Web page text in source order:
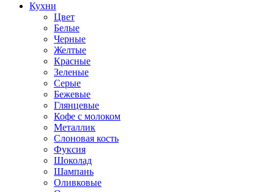
Кухни
Цвет
Белые
Черные
Желтые
Красные
Зеленые
Серые
Бежевые
Глянцевые
Кофе с молоком
Металлик
Слоновая кость
Фуксия
Шоколад
Шампань
Оливковые